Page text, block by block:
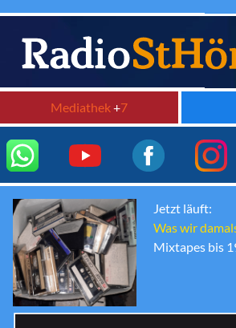
Mediathek+7
Jetzt läuft:
Was wir
Mixtapes bis